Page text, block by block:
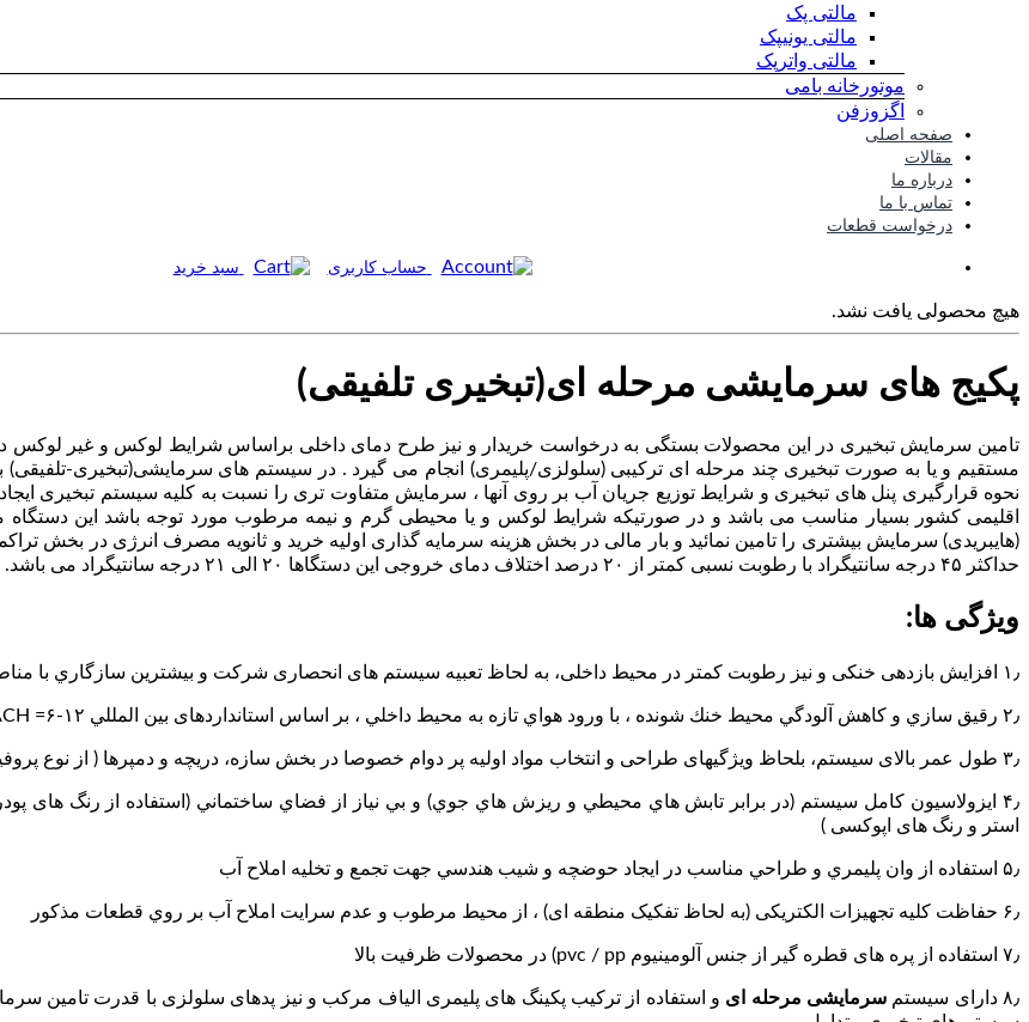
مالتی پک
مالتی یونیپک
مالتی واترپک
موتورخانه بامی
اگزوزفن
صفحه اصلی
مقالات
درباره ما
تماس با ما
درخواست قطعات
سبد خرید حساب کاربری
هیچ محصولی یافت نشد.
پکیج های سرمایشی مرحله ای(تبخیری تلفیقی)
تامین سرمایش تبخیری در این محصولات بستگی به درخواست خریدار و نیز طرح دمای داخلی براساس شرایط لوکس و غیر لوکس
مستقیم و یا به صورت تبخیری چند مرحله ای ترکیبی (سلولزی/پلیمری) انجام می گیرد . در سیستم های سرمایشی(تبخیری-
نحوه قرارگیری پنل های تبخیری و شرایط توزیع جریان آب بر روی آنها ، سرمایش متفاوت تری را نسبت به کلیه سیستم تبخیری
اقلیمی کشور بسیار مناسب می باشد و در صورتیکه شرایط لوکس و یا محیطی گرم و نیمه مرطوب مورد توجه باشد این دستگاه
(هایبریدی) سرمایش بیشتری را تامین نمائید و بار مالی در بخش هزینه سرمایه گذاری اولیه خرید و ثانویه مصرف انرژی در بخش
حداکثر ۴۵ درجه سانتیگراد با رطوبت نسبی کمتر از ۲۰ درصد اختلاف دمای خروجی این دستگاها ۲۰ الی ۲۱ درجه سانتیگراد می باشد.
ویژگی ها:
۱٫ افزایش بازدهی خنکی و نیز رطوبت کمتر در محیط داخلی، به لحاظ تعبیه سیستم های انحصاری شرکت و بيشترين سازگاري با مناطق غير مرطوب و آبهاي سخت
۲٫ رقيق سازي و كاهش آلودگي محيط خنك شونده ، با ورود هواي تازه به محيط داخلي ، بر اساس استانداردهای بين المللي ۱۲-۶= ACH
۳٫ طول عمر بالای سیستم، بلحاظ ویژگیهای طراحی و انتخاب مواد اولیه پر دوام خصوصا در بخش سازه، دریچه و دمپرها ( از نوع پروفیل آلومینیومی )
۴٫ ايزولاسيون كامل سيستم (در برابر تابش هاي محيطي و ريزش هاي جوي) و بي نياز از فضاي ساختماني (استفاده از رنگ های
استر و رنگ های اپوکسی )
۵٫ استفاده از وان پليمري و طراحي مناسب در ايجاد حوضچه و شيب هندسي جهت تجمع و تخلیه املاح آب
۶٫ حفاظت کلیه تجهیزات الکتریکی (به لحاظ تفکیک منطقه ای) ، از محيط مرطوب و عدم سرايت املاح آب بر روي قطعات مذكور
۷٫ استفاده از پره های قطره گیر از جنس آلومینیوم pvc / pp) در محصولات ظرفیت بالا
۸٫ دارای سیستم سرمایشی مرحله ای و استفاده از ترکیب پکینگ های پلیمری الیاف مرکب و نیز پدهای سلولزی با قدرت تامین